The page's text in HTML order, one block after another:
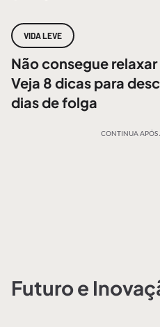
VIDA LEVE
Não consegue
Veja 8 dicas para
dias de folga
CONTINUA APÓS
Futuro e